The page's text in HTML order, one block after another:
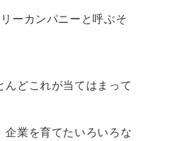
ーカンパニーと呼ぶそ
んどこれが当てはまって
企業を育てたいろいろな